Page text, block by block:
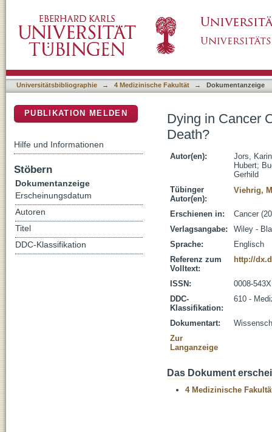
Universitätsbibliographie → 4 Medizinische Fakultät → Dokumentanzeige
Dying in Cancer
Death?
Autor(en):
Jors, Karin
Hubert;
Gerhild
Tübinger
Autor(en):
Viehrig,
Erschienen in:
Cancer
Verlagsangabe:
Wiley -
Sprache:
Englisch
Referenz zum
Volltext:
http://
ISSN:
0008-543X
DDC-
Klassifikation:
610 -
Dokumentart:
Zur
Langanzeige
Das Dokument
4 Medizinische
PUBLIKATION MELDEN
Hilfe und Informationen
Stöbern
Dokumentanzeige
Erscheinungsdatum
Autoren
Titel
DDC-Klassifikation